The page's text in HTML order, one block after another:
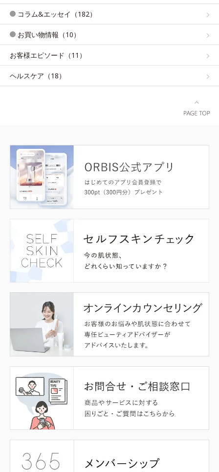
コラム&エッセイ（182）
お買い物情報（10）
お客様エピソード（11）
ヘルスケア（18）